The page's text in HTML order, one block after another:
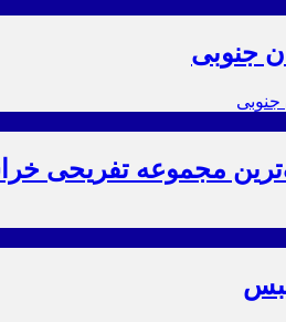
جنوبی
مجموعه تفریحی